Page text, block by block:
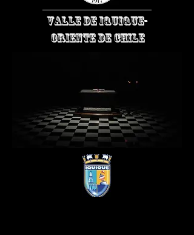
VALLE DE IQUIQUE-
ORIENTE DE CHILE